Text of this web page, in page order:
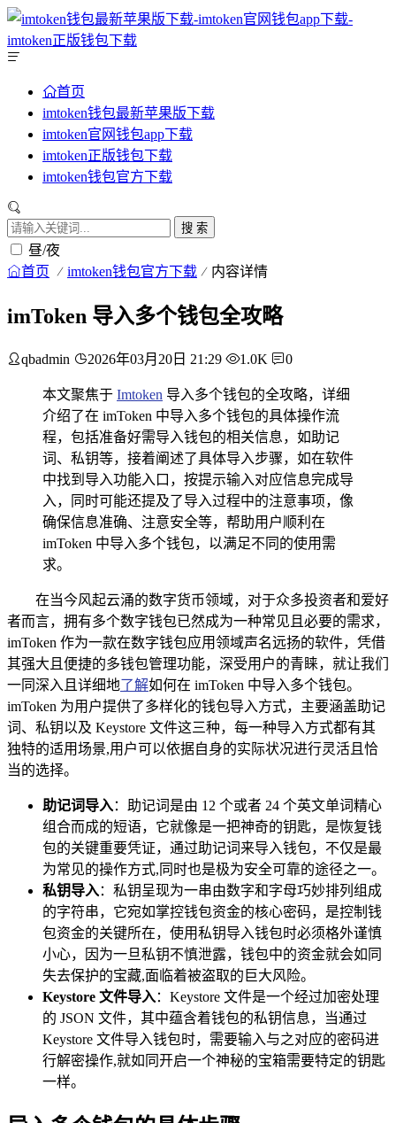
首页
imtoken钱包最新苹果版下载
imtoken官网钱包app下载
imtoken正版钱包下载
imtoken钱包官方下载
搜 索
昼/夜
首页 imtoken钱包官方下载 内容详情
imToken 导入多个钱包全攻略
qbadmin 2026年03月20日 21:29 1.0K 0
本文聚焦于 Imtoken 导入多个钱包的全攻略，详细
介绍了在 imToken 中导入多个钱包的具体操作流
程，包括准备好需导入钱包的相关信息，如助记
词、私钥等，接着阐述了具体导入步骤，如在软件
中找到导入功能入口，按提示输入对应信息完成导
入，同时可能还提及了导入过程中的注意事项，像
确保信息准确、注意安全等，帮助用户顺利在
imToken 中导入多个钱包，以满足不同的使用需
求。
在当今风起云涌的数字货币领域，对于众多投资者和爱好
者而言，拥有多个数字钱包已然成为一种常见且必要的需求，
imToken 作为一款在数字钱包应用领域声名远扬的软件，凭借
其强大且便捷的多钱包管理功能，深受用户的青睐，就让我们
一同深入且详细地了解如何在 imToken 中导入多个钱包。
imToken 为用户提供了多样化的钱包导入方式，主要涵盖助记
词、私钥以及 Keystore 文件这三种，每一种导入方式都有其
独特的适用场景,用户可以依据自身的实际状况进行灵活且恰
当的选择。
助记词导入：助记词是由 12 个或者 24 个英文单词精心
组合而成的短语，它就像是一把神奇的钥匙，是恢复钱
包的关键重要凭证，通过助记词来导入钱包，不仅是最
为常见的操作方式,同时也是极为安全可靠的途径之一。
私钥导入：私钥呈现为一串由数字和字母巧妙排列组成
的字符串，它宛如掌控钱包资金的核心密码，是控制钱
包资金的关键所在，使用私钥导入钱包时必须格外谨慎
小心，因为一旦私钥不慎泄露，钱包中的资金就会如同
失去保护的宝藏,面临着被盗取的巨大风险。
Keystore 文件导入：Keystore 文件是一个经过加密处理
的 JSON 文件，其中蕴含着钱包的私钥信息，当通过
Keystore 文件导入钱包时，需要输入与之对应的密码进
行解密操作,就如同开启一个神秘的宝箱需要特定的钥匙
一样。